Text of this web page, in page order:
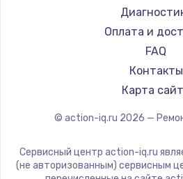
Оплата и
FAQ
Контакты
Карта
© action-iq.ru 2026 —
Сервисный центр action-iq.ru
(не авторизованным) сервисным